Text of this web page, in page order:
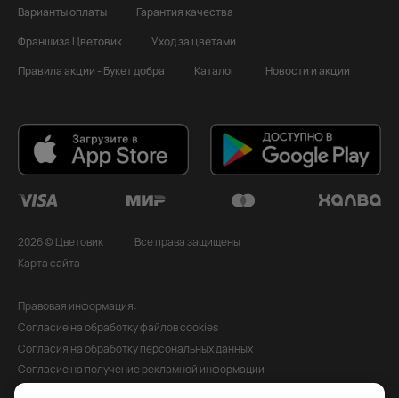
Варианты оплаты
Гарантия качества
Франшиза Цветовик
Уход за цветами
Правила акции - Букет добра
Каталог Новости и акции
2026 © Цветовик
Все права защищены
Карта сайта
Правовая информация:
Согласие на обработку файлов cookies
Согласия на обработку персональных данных
Согласие на получение рекламной информации
Политика обработки персональных данных